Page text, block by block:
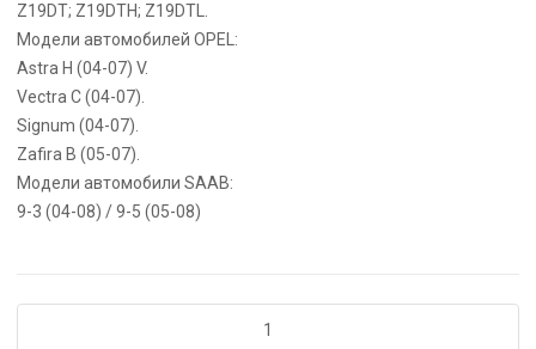
Z19DT; Z19DTH; Z19DTL.
Модели автомобилей OPEL:
Astra H (04-07) V.
Vectra C (04-07).
Signum (04-07).
Zafira B (05-07).
Модели автомобили SAAB:
9-3 (04-08) / 9-5 (05-08)